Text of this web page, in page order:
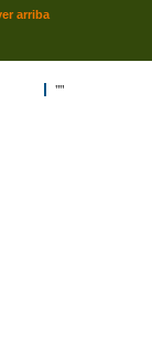
""
arriba